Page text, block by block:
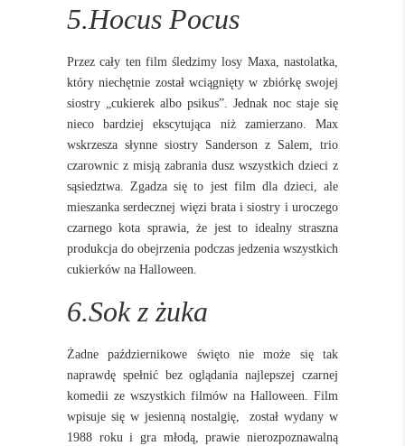
5.Hocus Pocus
Przez cały ten film śledzimy losy Maxa, nastolatka,
który niechętnie został wciągnięty w zbiórkę swojej
siostry „cukierek albo psikus”. Jednak noc staje się
nieco bardziej ekscytująca niż zamierzano. Max
wskrzesza słynne siostry Sanderson z Salem, trio
czarownic z misją zabrania dusz wszystkich dzieci z
sąsiedztwa. Zgadza się to jest film dla dzieci, ale
mieszanka serdecznej więzi brata i siostry i uroczego
czarnego kota sprawia, że jest to idealny straszna
produkcja do obejrzenia podczas jedzenia wszystkich
cukierków na Halloween.
6.Sok z żuka
Żadne październikowe święto nie może się tak
naprawdę spełnić bez oglądania najlepszej czarnej
komedii ze wszystkich filmów na Halloween. Film
wpisuje się w jesienną nostalgię, został wydany w
1988 roku i gra młodą, prawie nierozpoznawalną